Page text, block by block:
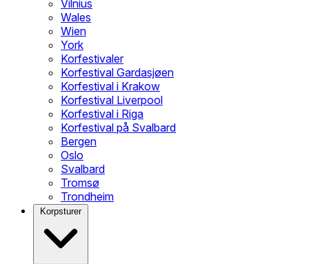
Vilnius
Wales
Wien
York
Korfestivaler
Korfestival Gardasjøen
Korfestival i Krakow
Korfestival Liverpool
Korfestival i Riga
Korfestival på Svalbard
Bergen
Oslo
Svalbard
Tromsø
Trondheim
Korpsturer